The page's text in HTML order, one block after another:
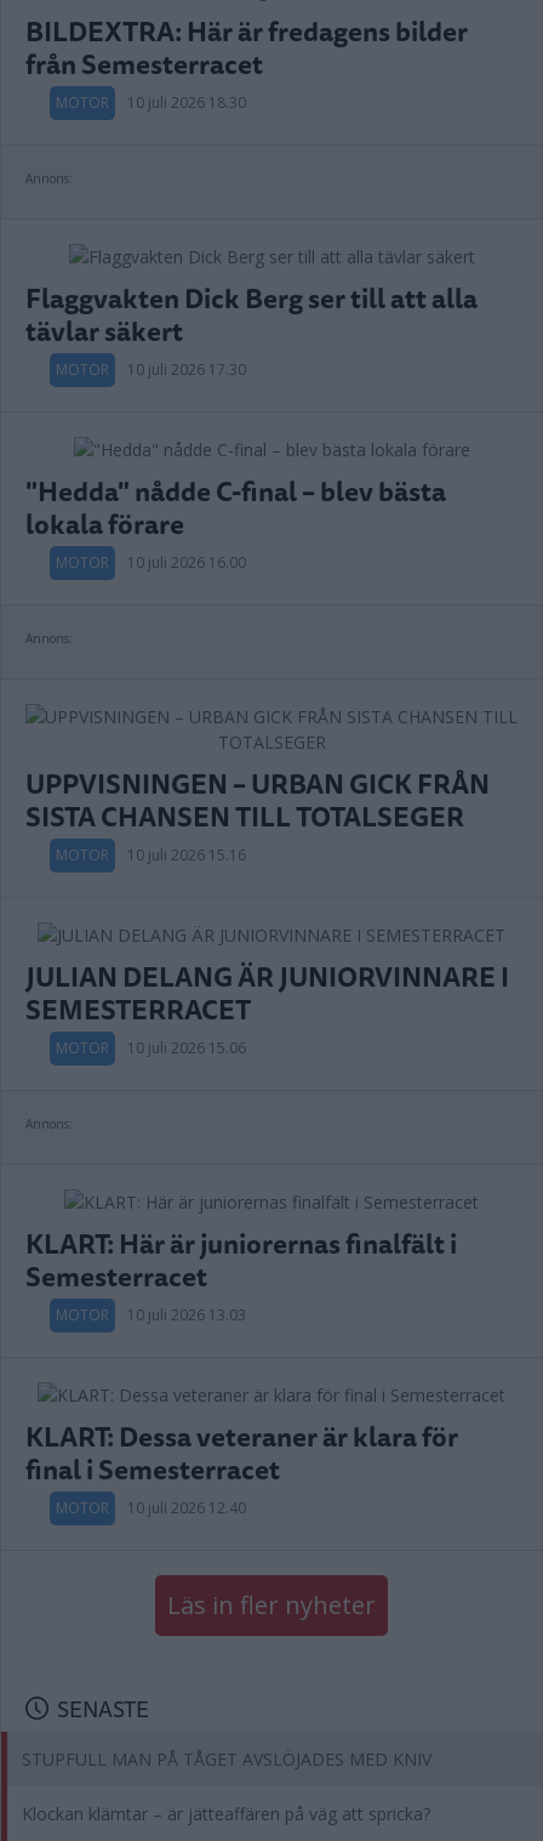
BILDEXTRA: Här är fredagens bilder
från Semesterracet
MOTOR 10 juli 2026 18.30
Annons:
Flaggvakten Dick Berg ser till att alla
tävlar säkert
MOTOR 10 juli 2026 17.30
"Hedda" nådde C-final – blev bästa
lokala förare
MOTOR 10 juli 2026 16.00
Annons:
UPPVISNINGEN – URBAN GICK FRÅN
SISTA CHANSEN TILL TOTALSEGER
MOTOR 10 juli 2026 15.16
JULIAN DELANG ÄR JUNIORVINNARE I
SEMESTERRACET
MOTOR 10 juli 2026 15.06
Annons:
KLART: Här är juniorernas finalfält i
Semesterracet
MOTOR 10 juli 2026 13.03
KLART: Dessa veteraner är klara för
final i Semesterracet
MOTOR 10 juli 2026 12.40
Läs in fler nyheter
SENASTE
STUPFULL MAN PÅ TÅGET AVSLÖJADES MED KNIV
Klockan klämtar – är jätteaffären på väg att spricka?